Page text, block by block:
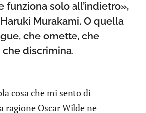
funziona solo all’indietro»,
Murakami. O quella
che omette, che
discrimina.
cosa che mi sento di
ragione Oscar Wilde ne